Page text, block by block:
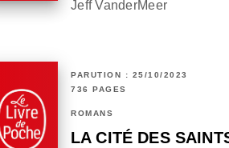
Jeff VanderMeer
PARUTION : 25/10/2023
736 PAGES
ROMANS
LA CITÉ DES